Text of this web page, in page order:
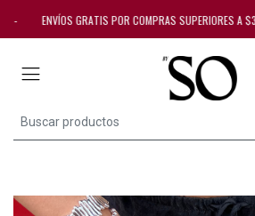
- ENVÍOS GRATIS POR COMPRAS